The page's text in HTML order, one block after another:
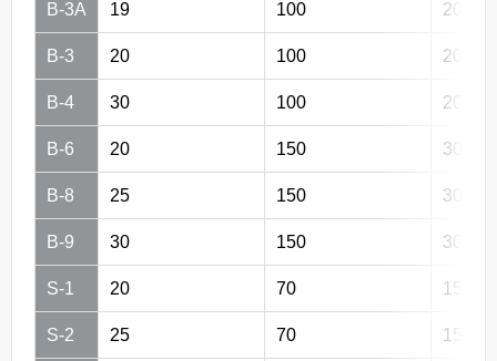
B-3A 19 100 200
B-3 20 100 200
B-4 30 100 200
B-6 20 150 300
B-8 25 150 300
B-9 30 150 300
S-1 20 70 150
S-2 25 70 150